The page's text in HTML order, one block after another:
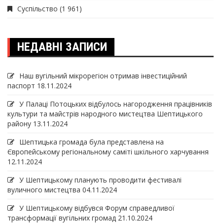
Суспільство (1 961)
НЕДАВНІ ЗАПИСИ
Наш вугільний мікрорегіон отримав інвеcтиційний
паспорт 18.11.2024
У Палаці Потоцьких відбулось нагородження працівників
культури та майстрів народного мистецтва Шептицького
району 13.11.2024
Шептицька громада була представлена на
Європейському регіональному саміті шкільного харчування
12.11.2024
У Шептицькому планують проводити фестивалі
вуличного мистецтва 04.11.2024
У Шептицькому відбувся Форум справедливої
трансформації вугільних громад 21.10.2024